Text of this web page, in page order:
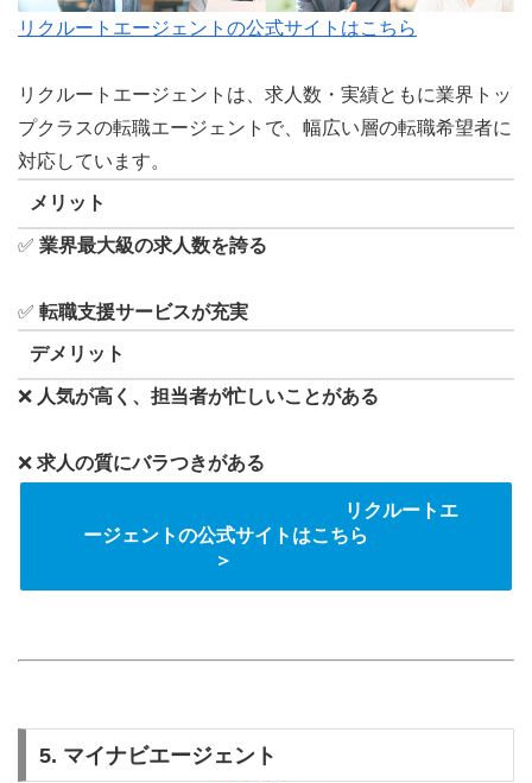
リクルートエージェントの公式サイトはこちら
リクルートエージェントは、求人数・実績ともに業界トッ
プクラスの転職エージェントで、幅広い層の転職希望者に
対応しています。
メリット
✅ 業界最大級の求人数を誇る
✅ 転職支援サービスが充実
デメリット
❌ 人気が高く、担当者が忙しいことがある
❌ 求人の質にバラつきがある
リクルートエ
ージェントの公式サイトはこちら
＞
5. マイナビエージェント